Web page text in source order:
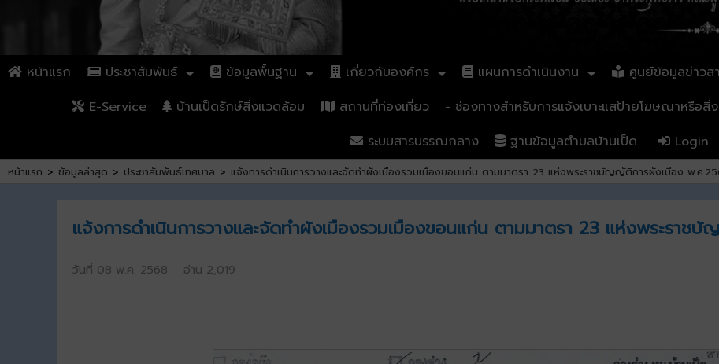
หน้าแรก ประชาสัมพันธ์ ข้อมูลพื้นฐาน เกี่ยวกับองค์กร แผนการดำเนินงาน ศูนย์ข้อมูลข่าวส
E-Service
บ้านเป็ดรักษ์สิ่งแวดล้อม สถานที่ท่องเที่ยว
- ช่องทางสำหรับการแจ้งเบาะแสป้ายโฆษณาหรือ
ระบบสารบรรณกลาง
ฐานข้อมูลตำบลบ้านเป็ด Login
หน้าแรก > ข้อมูลล่าสุด > ประชาสัมพันธ์เทศบาล > แจ้งการดำเนินการวางและจัดทำผังเมืองรวมเมืองขอนแก่น ตามมาตรา 23 แห่งพระราชบัญญัติการผังเมือง พ.ศ
แจ้งการดำเนินการวางและจัดทำผังเมืองรวมเมืองขอนแก่น ตามมาตรา 23 แห่งพระราช
วันที่ 08 พ.ค. 2568 อ่าน 2,019